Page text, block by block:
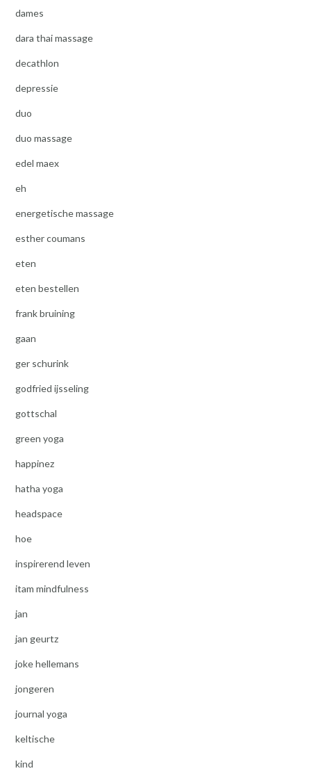
dames
dara thai massage
decathlon
depressie
duo
duo massage
edel maex
eh
energetische massage
esther coumans
eten
eten bestellen
frank bruining
gaan
ger schurink
godfried ijsseling
gottschal
green yoga
happinez
hatha yoga
headspace
hoe
inspirerend leven
itam mindfulness
jan
jan geurtz
joke hellemans
jongeren
journal yoga
keltische
kind